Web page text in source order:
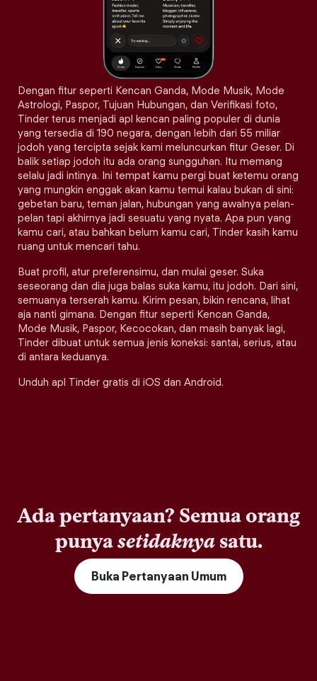
Dengan fitur seperti Kencan Ganda, Mode Musik, Mode
Astrologi, Paspor, Tujuan Hubungan, dan Verifikasi foto,
Tinder terus menjadi apl kencan paling populer di dunia
yang tersedia di 190 negara, dengan lebih dari 55 miliar
jodoh yang tercipta sejak kami meluncurkan fitur Geser. Di
balik setiap jodoh itu ada orang sungguhan. Itu memang
selalu jadi intinya. Ini tempat kamu pergi buat ketemu orang
yang mungkin enggak akan kamu temui kalau bukan di sini:
gebetan baru, teman jalan, hubungan yang awalnya pelan-
pelan tapi akhirnya jadi sesuatu yang nyata. Apa pun yang
kamu cari, atau bahkan belum kamu cari, Tinder kasih kamu
ruang untuk mencari tahu.
Buat profil, atur preferensimu, dan mulai geser. Suka
seseorang dan dia juga balas suka kamu, itu jodoh. Dari sini,
semuanya terserah kamu. Kirim pesan, bikin rencana, lihat
aja nanti gimana. Dengan fitur seperti Kencan Ganda,
Mode Musik, Paspor, Kecocokan, dan masih banyak lagi,
Tinder dibuat untuk semua jenis koneksi: santai, serius, atau
di antara keduanya.
Unduh apl Tinder gratis di iOS dan Android.
Ada pertanyaan? Semua orang
punyasetidaknyasatu.
Buka Pertanyaan Umum